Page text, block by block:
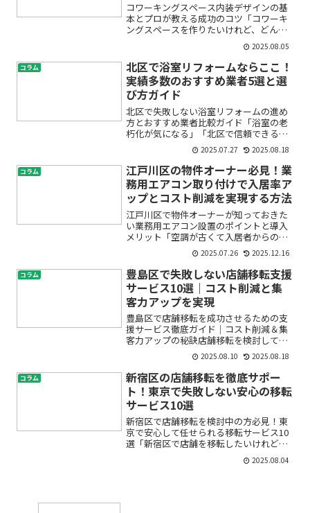
コワーキングスペース内装デザインの基
本とプロが教える成功のコツ「コワーキ
ングスペースを作りたいけれど、どんな
内装やデザインが良いのかわからない」
「初心者でも失敗しないポイントが知り
たい」と感じていませんか？実は、コワ
ーキングスペースの内装は...
2025.08.05
コラム
北区で浴室リフォームならここ！
実績多数のおすすめ業者5選と選
び方ガイド
北区で失敗しない浴室リフォームの進め
方とおすすめ業者比較ガイド「浴室の老
朽化が気になる」「北区で信頼できるリ
フォーム業者が見つからない」「費用の
相場やデザインの選び方が分からず不
安」――。そんな悩みをお持ちではありませ
んか？本記事では、浴室...
2025.07.27 2025.08.18
コラム
江戸川区の物件オーナー必見！業
務用エアコン取り付けで入居率ア
ップとコスト削減を実現する方法
江戸川区で物件オーナーが知っておきた
い業務用エアコン設置のポイントと導入
メリット「空調が古くて入居者からの苦
情が絶えない」「電気代が高騰し、この
ままでは収益が圧迫されそう」「業務用
エアコンの設置やメンテナンス方法がよ
く分からない」――江戸川...
2025.07.26 2025.12.16
コラム
豊島区で失敗しない店舗移転支援
サービス10選｜コスト削減と集
客力アップを実現
豊島区で店舗移転を成功させるための支
援サービス徹底ガイド｜コスト削減＆集
客力アップの秘訣店舗移転を検討してい
る豊島区の事業者さまへ。「本当に今の
タイミングで移転して大丈夫？」「どこ
に相談すれば失敗しない？」「移転費用
や手続き、補助金活用まで...
2025.08.10 2025.08.18
コラム
新宿区の店舗移転を徹底サポー
ト！東京で失敗しない安心の移転
サービス10選
新宿区で店舗移転を検討中の方必見！東
京で安心して任せられる移転サービス10
選「新宿区で店舗を移転したいけれど、
何から手を付けてよいかわからない」
「東京の移転業者は多すぎて、どこを選
2025.08.04